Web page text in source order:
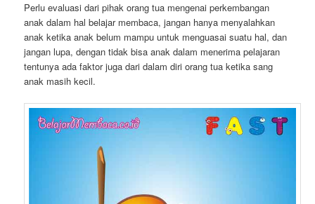
Perlu evaluasi dari pihak orang tua mengenai perkembangan
anak dalam hal belajar membaca, jangan hanya menyalahkan
anak ketika anak belum mampu untuk menguasai suatu hal, dan
jangan lupa, dengan tidak bisa anak dalam menerima pelajaran
tentunya ada faktor juga dari dalam diri orang tua ketika sang
anak masih kecil.